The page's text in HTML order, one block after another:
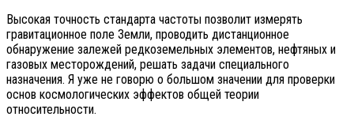
Высокая точность стандарта частоты позволит измерять
гравитационное поле Земли, проводить дистанционное
обнаружение залежей редкоземельных элементов, нефтяных и
газовых месторождений, решать задачи специального
назначения. Я уже не говорю о большом значении для проверки
основ космологических эффектов общей теории
относительности.